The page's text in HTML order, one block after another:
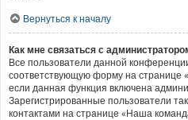
Вернуться к началу
Как мне связаться с
Все пользователи данной
соответствующую форму на странице
если данная функция включена
Зарегистрированные пользователи
контактами на странице «Наша